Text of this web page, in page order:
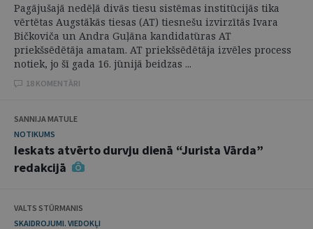
Pagājušajā nedēļā divās tiesu sistēmas institūcijās tika
vērtētas Augstākās tiesas (AT) tiesnešu izvirzītās Ivara
Bičkoviča un Andra Guļāna kandidatūras AT
priekšsēdētāja amatam. AT priekšsēdētāja izvēles process
notiek, jo šī gada 16. jūnijā beidzas ...
18 KOMENTĀRI
SANNIJA MATULE
NOTIKUMS
Ieskats atvērto durvju dienā “Jurista Vārda”
redakcijā
VALTS STŪRMANIS
SKAIDROJUMI. VIEDOKĻI